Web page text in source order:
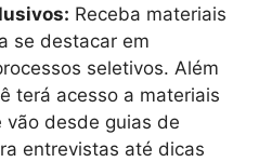
Receba materiais
se destacar em
seletivos. Além
terá acesso a materiais
vão desde guias de
entrevistas até dicas